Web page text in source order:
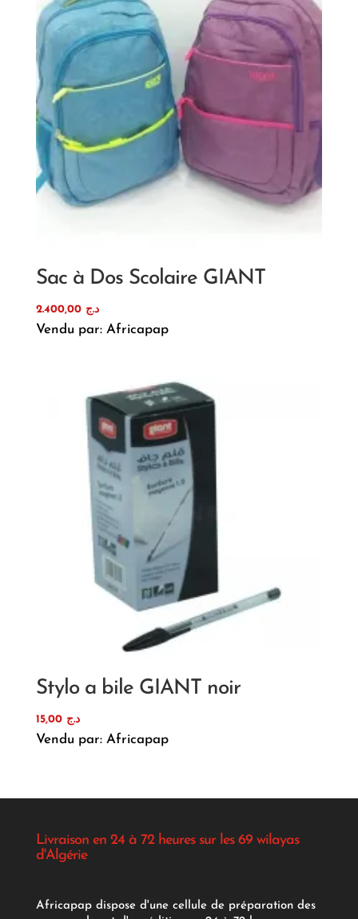
Sac à Dos Scolaire GIANT
د.ج 2.400,00
Vendu par: Africapap
Stylo a bile GIANT noir
د.ج 15,00
Vendu par: Africapap
Livraison en 24 à 72 heures sur les 69 wilayas
d'Algérie
Africapap dispose d'une cellule de préparation des